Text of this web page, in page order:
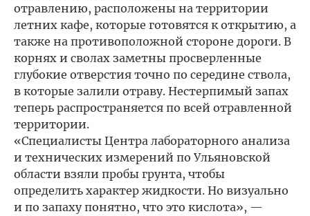
отравлению, расположены на территории
летних кафе, которые готовятся к открытию, а
также на противоположной стороне дороги. В
корнях и сволах заметны просверленные
глубокие отверстия точно по середине ствола,
в которые залили отраву. Нестерпимый запах
теперь распространяется по всей отравленной
территории.
«Специалисты Центра лабораторного анализа
и технических измерений по Ульяновской
области взяли пробы грунта, чтобы
определить характер жидкости. Но визуально
и по запаху понятно, что это кислота», —